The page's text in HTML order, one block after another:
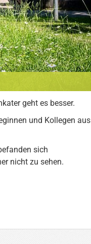
geht es besser.
und Kollegen aus
sich
nicht zu sehen.